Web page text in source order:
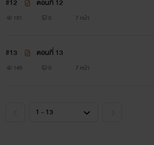
#12 ตอนที่ 12
181 0 7 หน้า
#13 ตอนที่ 13
149 0 7 หน้า